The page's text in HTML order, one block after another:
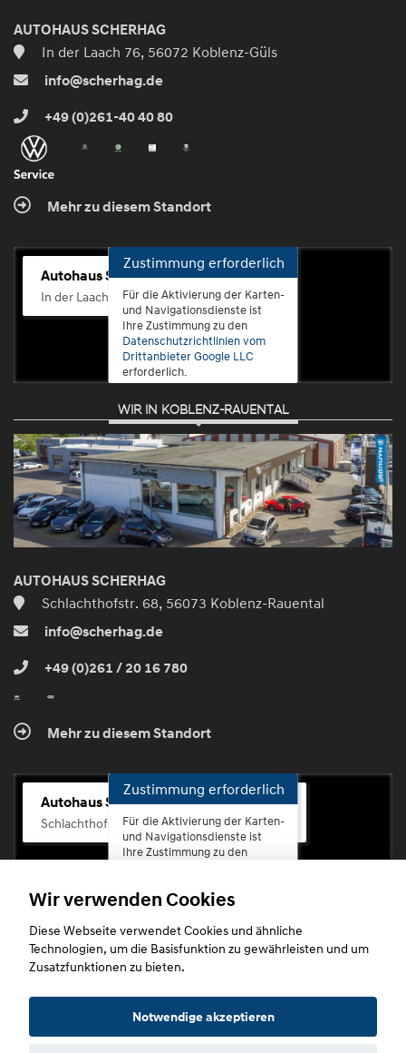
AUTOHAUS SCHERHAG
In der Laach 76, 56072 Koblenz-Güls
info@scherhag.de
+49 (0)261-40 40 80
Mehr zu diesem Standort
Autohaus Scherhag
In der Laach 76, 56072 Koblenz-Güls
Zustimmung erforderlich
Für die Aktivierung der Karten-
und Navigationsdienste ist
Ihre Zustimmung zu den
Datenschutzrichtlinien vom
Drittanbieter Google LLC
erforderlich.
Zustimmen
und
aktivieren
WIR IN KOBLENZ-RAUENTAL
AUTOHAUS SCHERHAG
Schlachthofstr. 68, 56073 Koblenz-Rauental
info@scherhag.de
+49 (0)261 / 20 16 780
Mehr zu diesem Standort
Autohaus Scherhag
Schlachthofstr. 68, 56073 Koblenz-Rauental
Zustimmung erforderlich
Für die Aktivierung der Karten-
und Navigationsdienste ist
Ihre Zustimmung zu den
erforderlich.
Zustimmen
Copyright © 2026. Autohaus Scherhag
Wir verwenden Cookies
Diese Webseite verwendet Cookies und ähnliche
Technologien, um die Basisfunktion zu gewährleisten und um
Zusatzfunktionen zu bieten.
Notwendige akzeptieren